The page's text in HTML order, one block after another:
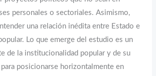
personales o sectoriales. Asimismo,
una relación inédita entre Estado e
Lo que emerge del estudio es un
de la institucionalidad popular y de su
posicionarse horizontalmente en